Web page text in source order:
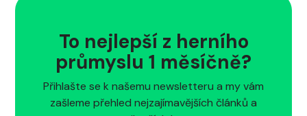
To nejlepší z herního
průmyslu 1 měsíčně?
Přihlašte se k našemu newsletteru a my vám
zašleme přehled nejzajímavějších článků a